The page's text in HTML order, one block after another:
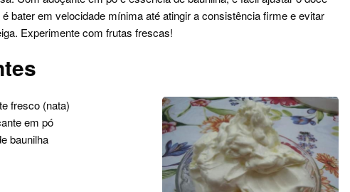
bater em velocidade mínima até atingir a consistência firme e evitar
Experimente com frutas frescas!
fresco (nata)
em pó
baunilha